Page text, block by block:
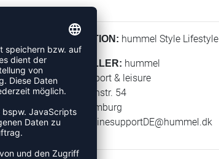
KOLLEKTION: hummel Style Lifestyle
HERSTELLER: hummel
hummel sport & leisure
Leverkusenstr. 54
22761 Hamburg
E-Mail:
onlinesupportDE@hummel.dk